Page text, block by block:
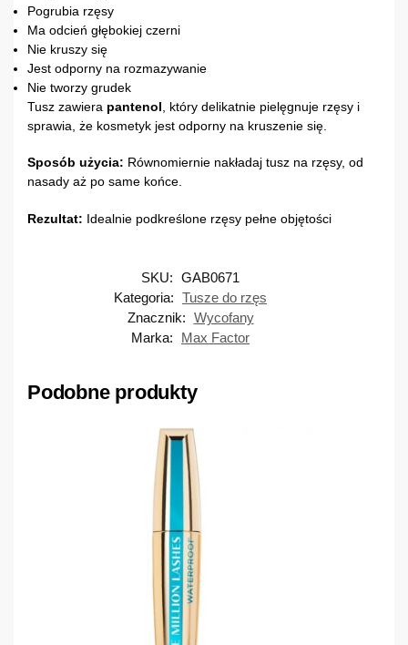
Pogrubia rzęsy
Ma odcień głębokiej czerni
Nie kruszy się
Jest odporny na rozmazywanie
Nie tworzy grudek
Tusz zawiera pantenol , który delikatnie pielęgnuje rzęsy i
sprawia, że kosmetyk jest odporny na kruszenie się.
Sposób użycia: Równomiernie nakładaj tusz na rzęsy, od
nasady aż po same końce.
Rezultat: Idealnie podkreślone rzęsy pełne objętości
SKU: GAB0671
Kategoria: Tusze do rzęs
Znacznik: Wycofany
Marka:
Max Factor
Podobne produkty